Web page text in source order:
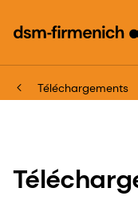
Téléchargements